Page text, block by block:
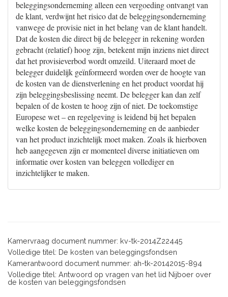
beleggingsonderneming alleen een vergoeding ontvangt van
de klant, verdwijnt het risico dat de beleggingsonderneming
vanwege de provisie niet in het belang van de klant handelt.
Dat de kosten die direct bij de belegger in rekening worden
gebracht (relatief) hoog zijn, betekent mijn inziens niet direct
dat het provisieverbod wordt omzeild. Uiteraard moet de
belegger duidelijk geïnformeerd worden over de hoogte van
de kosten van de dienstverlening en het product voordat hij
zijn beleggingsbeslissing neemt. De belegger kan dan zelf
bepalen of de kosten te hoog zijn of niet. De toekomstige
Europese wet – en regelgeving is leidend bij het bepalen
welke kosten de beleggingsonderneming en de aanbieder
van het product inzichtelijk moet maken. Zoals ik hierboven
heb aangegeven zijn er momenteel diverse initiatieven om
informatie over kosten van beleggen vollediger en
inzichtelijker te maken.
Kamervraag document nummer: kv-tk-2014Z22445
Volledige titel: De kosten van beleggingsfondsen
Kamerantwoord document nummer: ah-tk-20142015-894
Volledige titel: Antwoord op vragen van het lid Nijboer over
de kosten van beleggingsfondsen